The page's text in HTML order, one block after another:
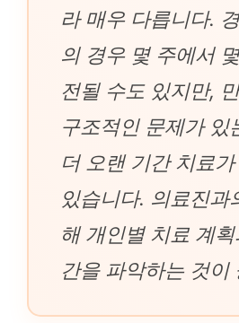
라 매우 다릅니다.
의 경우 몇 주에서
전될 수도 있지만,
구조적인 문제가 있
더 오랜 기간 치료
있습니다. 의료진과
해 개인별 치료 계
간을 파악하는 것이